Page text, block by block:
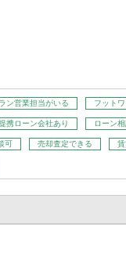
ン営業担当がいる フット
携ローン会社あり ローン
可 売却査定できる